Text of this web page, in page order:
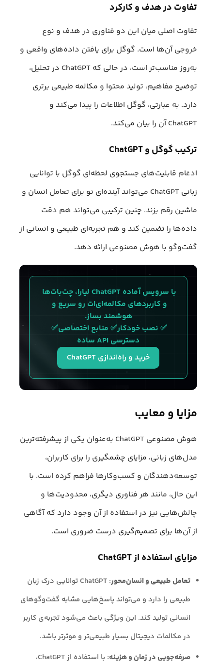
تفاوت در هدف و کارکرد
تفاوت اصلی میان این دو فناوری در هدف و نوع
خروجی آن‌ها است. گوگل برای یافتن داده‌های واقعی و
به‌روز مناسب‌تر است، در حالی که ChatGPT در تحلیل،
توضیح مفاهیم، تولید محتوا و مکالمه طبیعی برتری
دارد. به عبارتی، گوگل اطلاعات را پیدا می‌کند و
ChatGPT آن را بیان می‌کند.
ترکیب گوگل و ChatGPT
ادغام قابلیت‌های جستجوی لحظه‌ای گوگل با توانایی
زبانی ChatGPT می‌تواند آینده‌ای نو برای تعامل انسان و
ماشین رقم بزند. چنین ترکیبی می‌تواند هم دقت
داده‌ها را تضمین کند و هم تجربه‌ای طبیعی و انسانی از
گفت‌وگو با هوش مصنوعی ارائه دهد.
با سرویس آماده ChatGPT لیارا، چت‌بات‌ها
و کاربردهای مکالمه‌ای‌ات رو سریع و
هوشمند بساز.
✅ نصب خودکار✅ منابع اختصاصی✅
دسترسی API ساده
خرید و راه‌اندازی ChatGPT
مزایا و معایب
هوش مصنوعی ChatGPT به‌عنوان یکی از پیشرفته‌ترین
مدل‌های زبانی، مزایای چشمگیری را برای کاربران،
توسعه‌دهندگان و کسب‌وکارها فراهم کرده است. با
این حال، مانند هر فناوری دیگری، محدودیت‌ها و
چالش‌هایی نیز در استفاده از آن وجود دارد که آگاهی
از آن‌ها برای تصمیم‌گیری درست ضروری است.
مزایای استفاده از ChatGPT
تعامل طبیعی و انسان‌محور
: ChatGPT توانایی درک زبان
طبیعی را دارد و می‌تواند پاسخ‌هایی مشابه گفت‌وگوهای
انسانی تولید کند. این ویژگی باعث می‌شود تجربه‌ی کاربر
در مکالمات دیجیتال بسیار طبیعی‌تر و موثرتر باشد.
صرفه‌جویی در زمان و هزینه
: با استفاده از ChatGPT،